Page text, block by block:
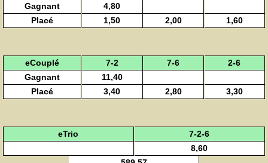
Gagnant
4,80
Placé
1,50 2,00 1,60
eCouplé 7-2 7-6
2-6
Gagnant
11,40
Placé
3,40 2,80 3,30
eTrio
7-2-6
8,60